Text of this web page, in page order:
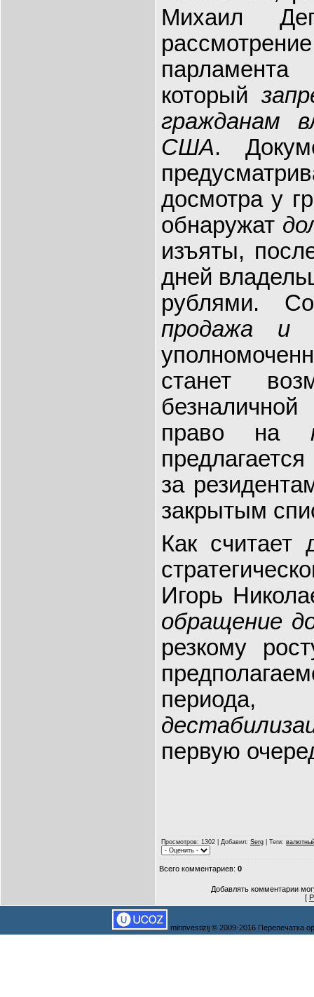
Михаил
который
гражданам
США.
досмотра у
обнаружат
изъяты,
дней
рублями.
продажа и
станет
право на
за
закрытым
Как считает
Игорь
обращение
резкому
первую
Просмотров: 1302 | Добавил: Serg Теги:
Всего комментариев: 0
Добавлять комментарии
[
mirinvestizij © 2009-2016 Перепечатка